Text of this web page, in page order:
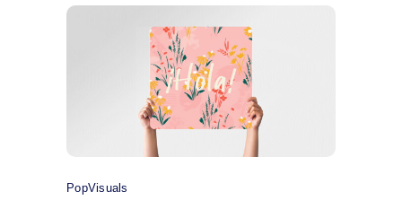
Comprar
PopVisuals